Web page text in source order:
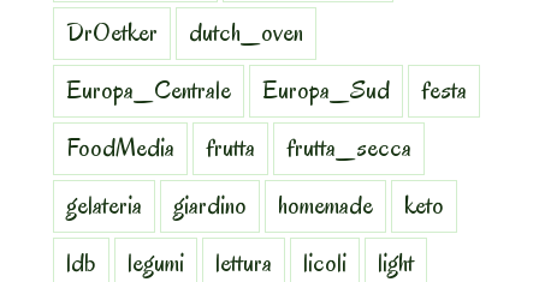
DrOetker
dutch_oven
Europa_Centrale
Europa_Sud
festa
FoodMedia
frutta
frutta_secca
gelateria
giardino homemade
keto
ldb
legumi lettura licoli
light